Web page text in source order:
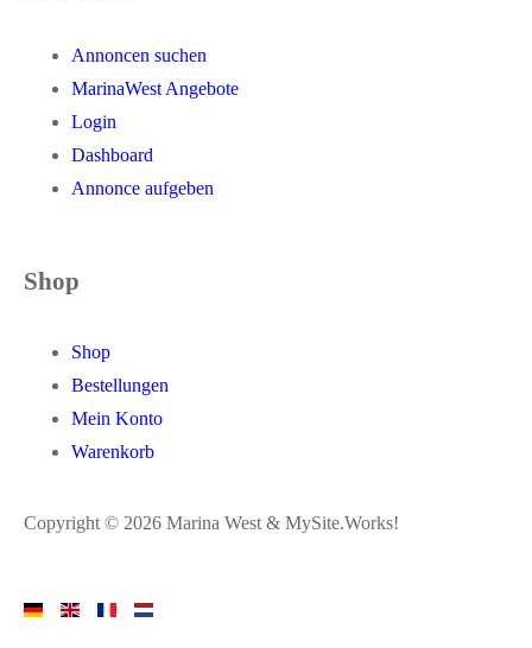
Annoncen suchen
MarinaWest Angebote
Login
Dashboard
Annonce aufgeben
Shop
Shop
Bestellungen
Mein Konto
Warenkorb
Copyright © 2026 Marina West & MySite.Works!